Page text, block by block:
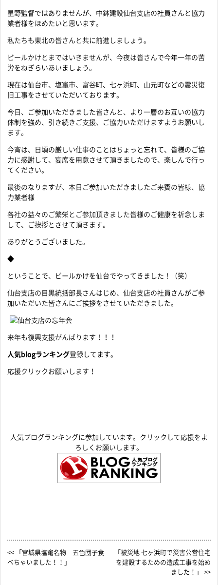
星野監督ではありませんが、中鉢建設仙台支店の社員さんと協力
業者様をほめたいと思います。
私たちも東北の皆さんと共に前進しましょう。
ビールかけとまではいきませんが、今夜は皆さんで今年一年の苦
労をねぎらいあいましょう。
現在は仙台市、塩竃市、富谷町、七ヶ浜町、山元町などの震災復
旧工事をさせていただいております。
今日、ご参加いただきました皆さんと、より一層のお互いの協力
体制を強め、引き続きご支援、ご協力いただけますようお願いし
ます。
今宵は、日頃の厳しい仕事のことはちょっと忘れて、皆様のご協
力に感謝して、宴席を用意させて頂きましたので、楽しんで行っ
てください。
最後のなりますが、本日ご参加いただきましたご来賓の皆様、協
力業者様
各社の益々のご繁栄とご参加頂きました皆様のご健康を祈念しま
して、ご挨拶とさせて頂きます。
ありがとうございました。
◆
ということで、ビールかけを仙台でやってきました！（笑）
仙台支店の目黒統括部長さんはじめ、仙台支店の社員さんがご参
加いただいた皆さんにご挨拶をさせていただきました。
来年も復興支援がんばります！！！
人気blogランキング登録してます。
応援クリックお願いします！
人気ブログランキングに参加しています。クリックして応援をよ
ろしくお願いします。
<< 「宮城県塩竃名物 五色団子食
べちゃいました！！」
「被災地 七ヶ浜町で災害公営住宅
を建設するための造成工事を始め
ました！」 >>